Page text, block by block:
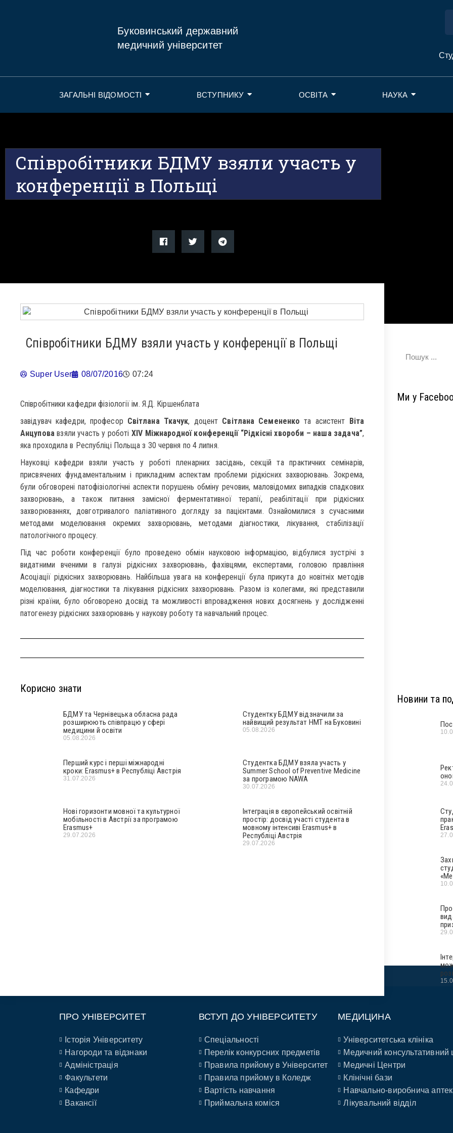
Буковинський державний
медичний університет
ЗАГАЛЬНІ ВІДОМОСТІ ВСТУПНИКУ ОСВІТА НАУКА
Співробітники БДМУ взяли участь у
конференції в Польщі
Співробітники БДМУ взяли участь у конференції в Польщі
Super User 08/07/2016 07:24
Співробітники кафедри фізіології ім. Я.Д. Кіршенблата
завідувач кафедри, професор Світлана Ткачук, доцент Світлана Семененко та асистент Віта
Анцупова взяли участь у роботіXIV Міжнародної конференції “Рідкісні хвороби – наша задача”,
яка проходила в Республіці Польща з 30 червня по 4 липня.
Науковці кафедри взяли участь у роботі пленарних засідань, секцій та практичних семінарів,
присвячених фундаментальним і прикладним аспектам проблеми рідкісних захворювань. Зокрема,
були обговорені патофізіологічні аспекти порушень обміну речовин, маловідомих випадків спадкових
захворювань, а також питання замісної ферментативної терапії, реабілітації при рідкісних
захворюваннях, довготривалого паліативного догляду за пацієнтами. Ознайомилися з сучасними
методами моделювання окремих захворювань, методами діагностики, лікування, стабілізації
патологічного процесу.
Під час роботи конференції було проведено обмін науковою інформацією, відбулися зустрічі з
видатними вченими в галузі рідкісних захворювань, фахівцями, експертами, головою правління
Асоціації рідкісних захворювань. Найбільша увага на конференції була прикута до новітніх методів
моделювання, діагностики та лікування рідкісних захворювань. Разом із колегами, які представили
різні країни, було обговорено досвід та можливості впровадження нових досягнень у дослідженні
патогенезу рідкісних захворювань у наукову роботу та навчальний процес.
Корисно знати
БДМУ та Чернівецька обласна рада
розширюють співпрацю у сфері
медицини й освіти
05.08.2026
Студентку БДМУ відзначили за
найвищий результат НМТ на Буковині
05.08.2026
Перший курс і перші міжнародні
кроки: Erasmus+ в Республіці Австрія
31.07.2026
Студентка БДМУ взяла участь у
Summer School of Preventive Medicine
за програмою NAWA
30.07.2026
Нові горизонти мовної та культурної
мобільності в Австрії за програмою
Erasmus+
29.07.2026
Інтеграція в європейський освітній
простір: досвід участі студента в
мовному інтенсиві Erasmus+ в
Республіці Австрія
29.07.2026
Ми у
Новини та
ПРО УНІВЕРСИТЕТ
Історія Університету
Нагороди та відзнаки
Адміністрація
Факультети
Кафедри
Вакансії
ВСТУП ДО УНІВЕРСИТЕТУ
Спеціальності
Перелік конкурсних предметів
Правила прийому в Університет
Правила прийому в Коледж
Вартість навчання
Приймальна коміся
МЕДИЦИНА
Університетська клініка
Медичний консультативний
Медичні Центри
Клінічні бази
Навчально-виробнича
Лікувальний відділ